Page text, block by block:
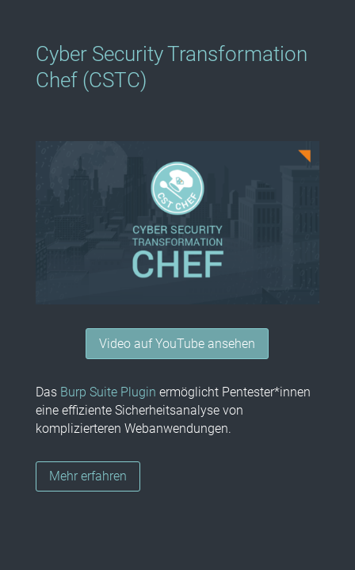
Cyber Security Transformation
Chef (CSTC)
Video auf YouTube ansehen
Das Burp Suite Plugin ermöglicht Pentester*innen
eine effiziente Sicherheitsanalyse von
komplizierteren Webanwendungen.
Mehr erfahren